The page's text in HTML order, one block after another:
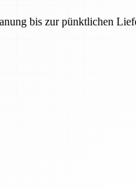
bis zur pünktlichen